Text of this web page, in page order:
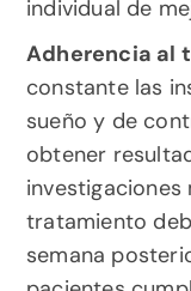
individual de
Adherencia al
constante las
sueño y de
obtener
investigaciones
tratamiento
semana